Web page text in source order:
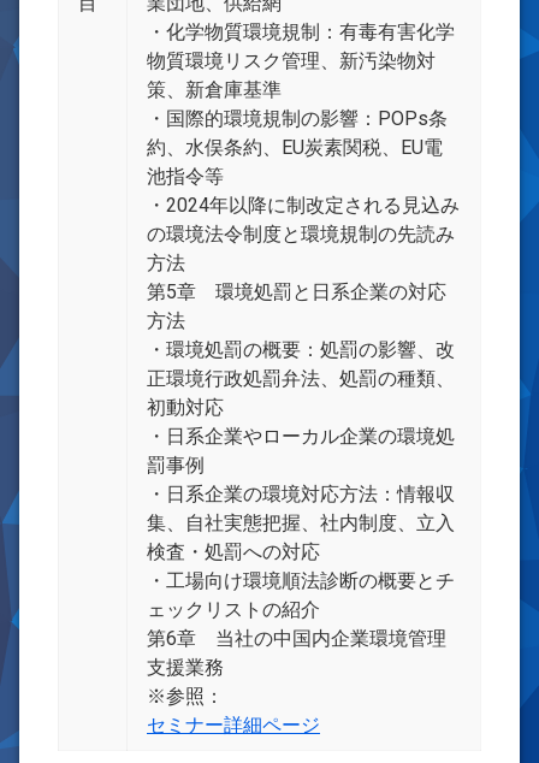
・化学物質環境規制：有毒有害化学
物質環境リスク管理、新汚染物対
策、新倉庫基準
・国際的環境規制の影響：POPs条
約、水俣条約、EU炭素関税、EU電
池指令等
・2024年以降に制改定される見込み
の環境法令制度と環境規制の先読み
方法
第5章 環境処罰と日系企業の対応
方法
・環境処罰の概要：処罰の影響、改
正環境行政処罰弁法、処罰の種類、
初動対応
・日系企業やローカル企業の環境処
罰事例
・日系企業の環境対応方法：情報収
集、自社実態把握、社内制度、立入
検査・処罰への対応
・工場向け環境順法診断の概要とチ
ェックリストの紹介
第6章 当社の中国内企業環境管理
支援業務
※参照：
セミナー詳細ページ